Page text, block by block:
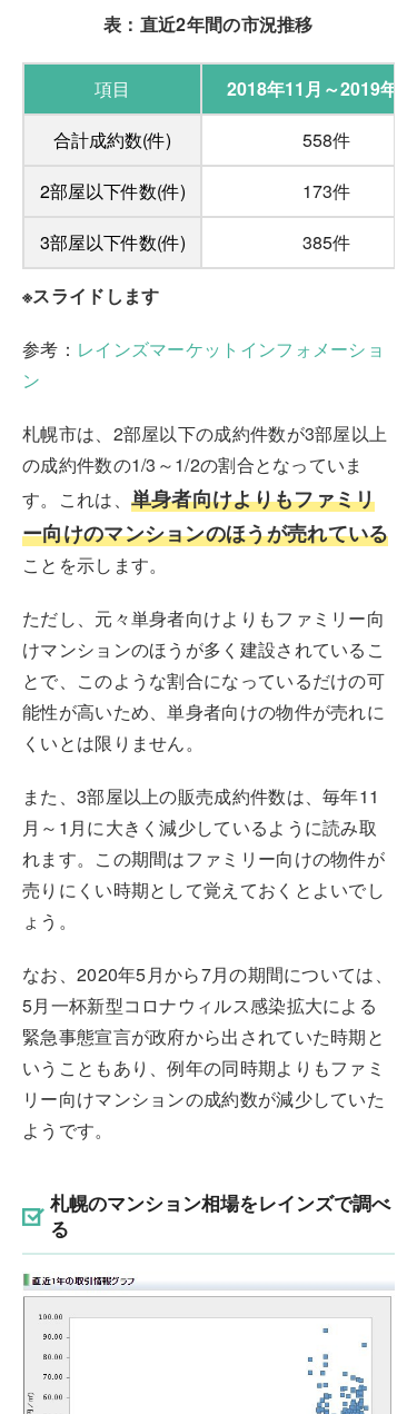
表：直近2年間の市況推移
項目
2018年11月～2019年1月
合計成約数(件)
558件
2部屋以下件数(件)
173件
3部屋以下件数(件)
385件
※スライドします
参考： レインズマーケットインフォメーショ
ン
札幌市は、2部屋以下の成約件数が3部屋以上
の成約件数の1/3～1/2の割合となっていま
す。これは、 単身者向けよりもファミリ
ー向けのマンションのほうが売れている
ことを示します。
ただし、元々単身者向けよりもファミリー向
けマンションのほうが多く建設されているこ
とで、このような割合になっているだけの可
能性が高いため、単身者向けの物件が売れに
くいとは限りません。
また、3部屋以上の販売成約件数は、毎年11
月～1月に大きく減少しているように読み取
れます。この期間はファミリー向けの物件が
売りにくい時期として覚えておくとよいでし
ょう。
なお、2020年5月から7月の期間については、
5月一杯新型コロナウィルス感染拡大による
緊急事態宣言が政府から出されていた時期と
いうこともあり、例年の同時期よりもファミ
リー向けマンションの成約数が減少していた
ようです。
札幌のマンション相場をレインズで調べ
る